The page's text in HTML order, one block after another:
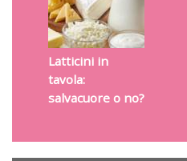
Latticini in
tavola:
salvacuore o no?